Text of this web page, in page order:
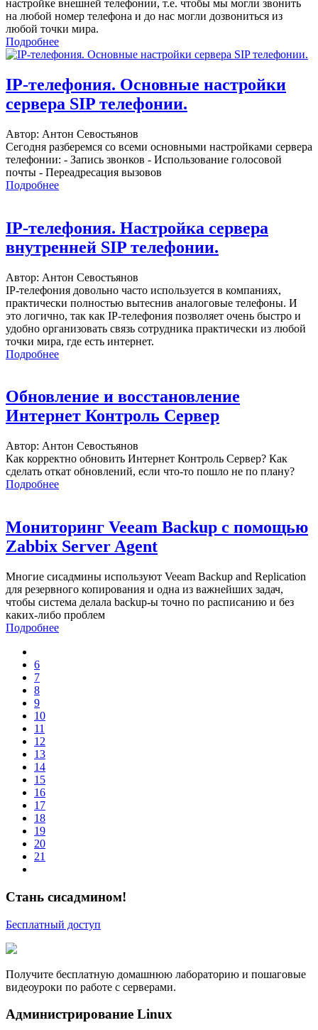
настройке внешней телефонии, т.е. чтобы мы могли звонить
на любой номер телефона и до нас могли дозвониться из
любой точки мира.
Подробнее
IP-телефония. Основные настройки
сервера SIP телефонии.
Автор: Антон Севостьянов
Сегодня разберемся со всеми основными настройками сервера
телефонии: - Запись звонков - Использование голосовой
почты - Переадресация вызовов
Подробнее
IP-телефония. Настройка сервера
внутренней SIP телефонии.
Автор: Антон Севостьянов
IP-телефония довольно часто используется в компаниях,
практически полностью вытеснив аналоговые телефоны. И
это логично, так как IP-телефония позволяет очень быстро и
удобно организовать связь сотрудника практически из любой
точки мира, где есть интернет.
Подробнее
Обновление и восстановление
Интернет Контроль Сервер
Автор: Антон Севостьянов
Как корректно обновить Интернет Контроль Сервер? Как
сделать откат обновлений, если что-то пошло не по плану?
Подробнее
Мониторинг Veeam Backup с помощью
Zabbix Server Agent
Многие сисадмины используют Veeam Backup and Replication
для резервного копирования и одна из важнейших задач,
чтобы система делала backup-ы точно по расписанию и без
каких-либо проблем
Подробнее
6
7
8
9
10
11
12
13
14
15
16
17
18
19
20
21
Стань сисадмином!
Бесплатный доступ
Получите бесплатную домашнюю лабораторию и пошаговые
видеоуроки по работе с серверами.
Администрирование Linux